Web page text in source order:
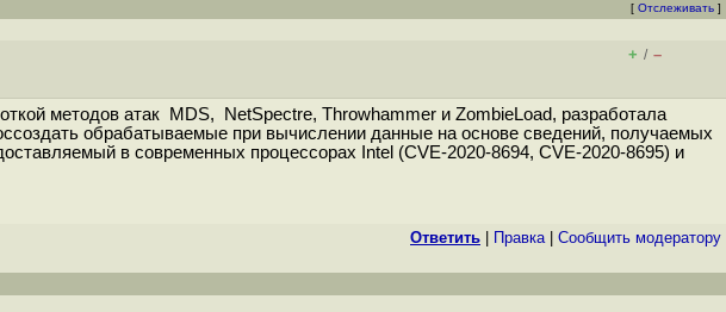
[ Отслеживать ]
+ / –
методов атак MDS, NetSpectre, Throwhammer и ZombieLoad, разработала
обрабатываемые при вычислении данные на основе сведений, получаемых
в современных процессорах Intel (CVE-2020-8694, CVE-2020-8695) и
Ответить Правка| Cообщить модератору